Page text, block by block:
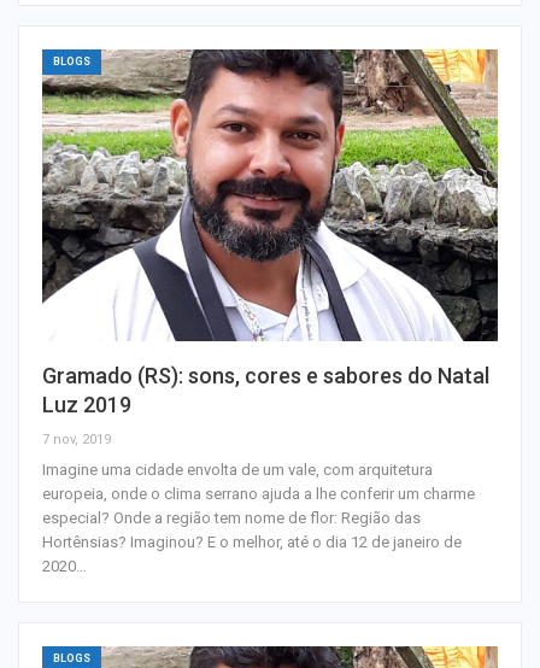
BLOGS
Gramado (RS): sons, cores e sabores do Natal
Luz 2019
7 nov, 2019
Imagine uma cidade envolta de um vale, com arquitetura
europeia, onde o clima serrano ajuda a lhe conferir um charme
especial? Onde a região tem nome de flor: Região das
Hortênsias? Imaginou? E o melhor, até o dia 12 de janeiro de
2020…
BLOGS